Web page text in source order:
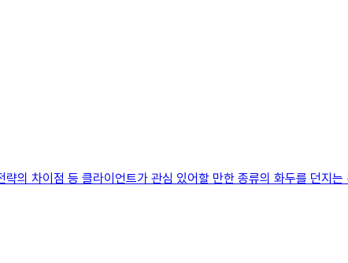
의 차이점 등 클라이언트가 관심 있어할 만한 종류의 화두를 던지는